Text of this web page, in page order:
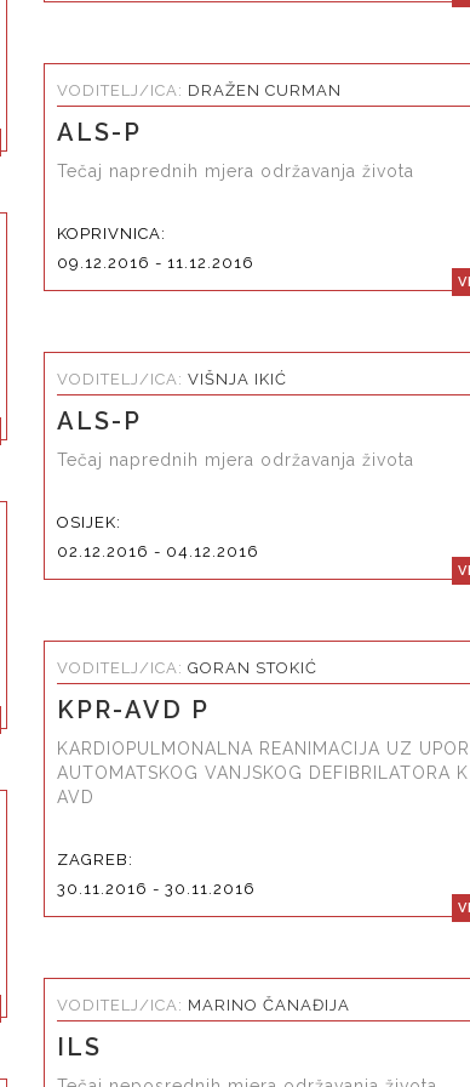
VODITELJ/ICA: DRAŽEN CURMAN
ALS-P
Tečaj naprednih mjera održavanja života
KOPRIVNICA:
09.12.2016 - 11.12.2016
VODITELJ/ICA: VIŠNJA IKIĆ
ALS-P
Tečaj naprednih mjera održavanja života
OSIJEK:
02.12.2016 - 04.12.2016
VODITELJ/ICA: GORAN STOKIĆ
KPR-AVD P
KARDIOPULMONALNA REANIMACIJA UZ
AUTOMATSKOG VANJSKOG DEFIBRILATORA
AVD
ZAGREB:
30.11.2016 - 30.11.2016
VODITELJ/ICA: MARINO ČANAĐIJA
ILS